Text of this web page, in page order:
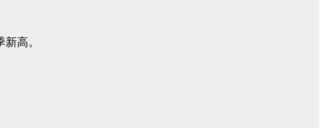
高。